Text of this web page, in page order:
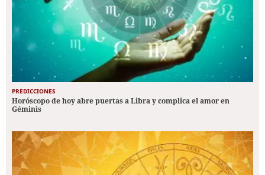
PREDICCIONES
Horóscopo de hoy abre puertas a Libra y complica el amor en
Géminis